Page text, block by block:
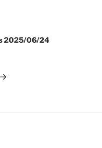
2025/06/24